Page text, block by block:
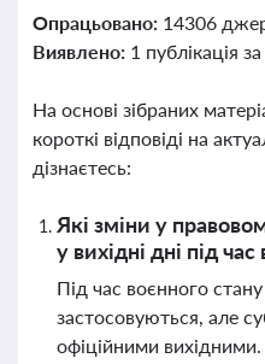
Опрацьовано: 14306
Виявлено: 1 публікація
На основі зібраних
короткі відповіді на
дізнаєтесь:
Які зміни у
у вихідні дні під
Під час воєнного
застосовуються, але
офіційними вихідними.